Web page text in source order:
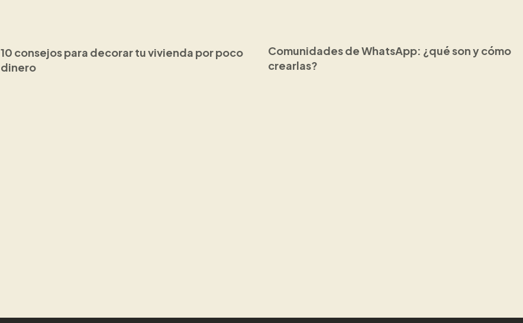
10 consejos para decorar tu vivienda por poco
dinero
Comunidades de WhatsApp: ¿qué son y cómo
crearlas?